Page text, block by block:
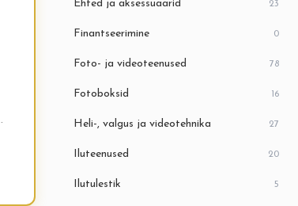
Ehted ja aksessuaarid 23
Finantseerimine 0
Foto- ja videoteenused 78
Fotoboksid 16
Heli-, valgus ja videotehnika 27
Iluteenused 20
Ilutulestik 5